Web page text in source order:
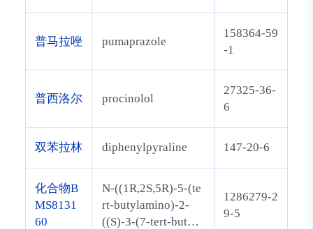
普马拉唑 pumaprazole
158364-59
-1
普西洛尔 procinolol
27325-36-
6
双苯拉林 diphenylpyraline 147-20-6
化合物B
MS8131
60
N-((1R,2S,5R)-5-(te
rt-butylamino)-2-
((S)-3-(7-tert-butylp
1286279-2
9-5